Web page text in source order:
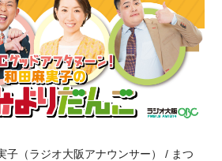
子（ラジオ大阪アナウンサー） / まつ